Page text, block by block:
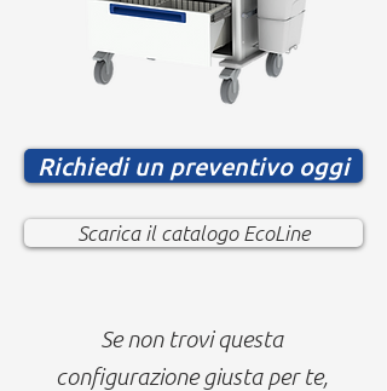
Richiedi un preventivo oggi
Scarica il catalogo EcoLine
Se non trovi questa
configurazione giusta per te,